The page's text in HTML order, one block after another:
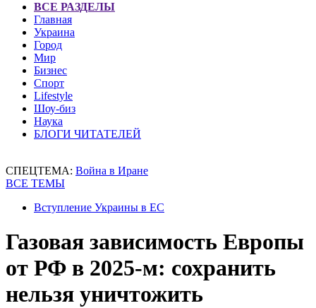
ВСЕ РАЗДЕЛЫ
Главная
Украина
Город
Мир
Бизнес
Спорт
Lifestyle
Шоу-биз
Наука
БЛОГИ ЧИТАТЕЛЕЙ
СПЕЦТЕМА: Война в Иране
ВСЕ ТЕМЫ
Вступление Украины в ЕС
Газовая зависимость Европы
от РФ в 2025-м: сохранить
нельзя уничтожить